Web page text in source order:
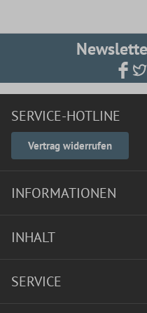
SERVICE-HOTLINE
Vertrag widerrufen
INFORMATIONEN
INHALT
SERVICE